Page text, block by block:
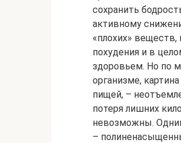
сохранить
активному
«плохих»
похудения и в
здоровьем. Но по
организме,
пищей, –
потеря лишних
невозможны.
–